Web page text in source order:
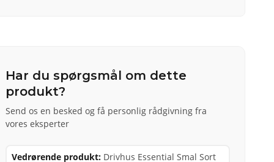
Har du spørgsmål om dette
produkt?
Send os en besked og få personlig rådgivning fra
vores eksperter
Vedrørende produkt: Drivhus Essential Smal Sort